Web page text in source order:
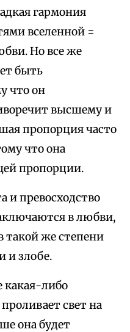
гармония
вселенной =
Но все же
быть
что он
высшему и
пропорция часто
что она
пропорции.
и превосходство
в любви,
такой же степени
и злобе.
какая-либо
свет на
она будет